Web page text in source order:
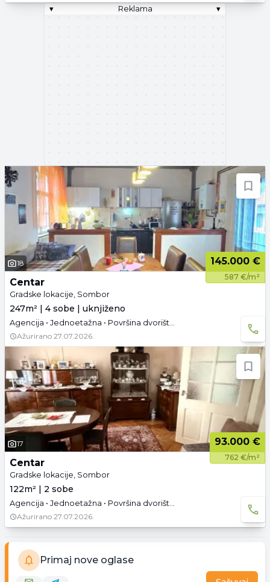
▾
Reklama ▾
18 145.000 €
587 €/m²
Centar
Gradske lokacije, Sombor
247m² | 4 sobe | uknjiženo
Agencija • Jednoetažna • Površina dvorišta: 3.81 a • Uknjižen • Parking
Ažurirano 27.07.2026.
17 93.000 €
762 €/m²
Centar
Gradske lokacije, Sombor
122m² | 2 sobe
Agencija • Jednoetažna • Površina dvorišta: 4.19 a • Parking
Ažurirano 27.07.2026.
Primaj nove oglase